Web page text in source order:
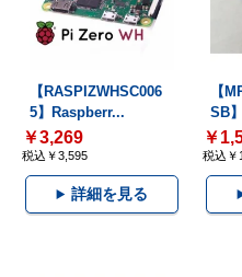
【RASPIZWHSC006
5】Raspberr...
￥3,269
税込￥3,595
詳細を見る
【
SB
￥
税込￥